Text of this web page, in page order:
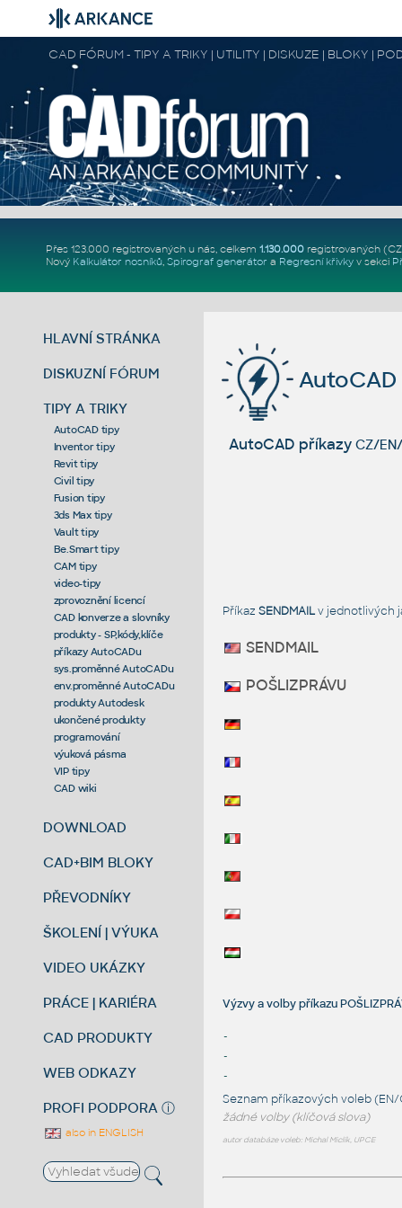
CAD FÓRUM - TIPY A TRIKY | UTILITY | DISKUZE | BLOKY |
Přes 123.000 registrovaných u nás, celkem 1.130.000registrovaných
Nový Kalkulátor nosníků, Spirograf generátor a Regresní křivkyv sekci
HLAVNÍ STRÁNKA
DISKUZNÍ FÓRUM
TIPY A TRIKY
AutoCAD tipy
Inventor tipy
Revit tipy
Civil tipy
Fusion tipy
3ds Max tipy
Vault tipy
Be.Smart tipy
CAM tipy
video-tipy
zprovoznění licencí
CAD konverze a slovníky
produkty - SP,kódy,klíče
příkazy AutoCADu
sys.proměnné AutoCADu
env.proměnné AutoCADu
produkty Autodesk
ukončené produkty
programování
výuková pásma
VIP tipy
CAD wiki
DOWNLOAD
CAD+BIM BLOKY
PŘEVODNÍKY
ŠKOLENÍ | VÝUKA
VIDEO UKÁZKY
PRÁCE | KARIÉRA
CAD PRODUKTY
WEB ODKAZY
PROFI PODPORA ⓘ
also in ENGLISH
AutoCAD
AutoCAD příkazy CZ/
Příkaz SENDMAILv jednotlivých
SENDMAIL
POŠLIZPRÁVU
Výzvy a volby příkazu
-
-
-
Seznam příkazových voleb (EN/
žádné volby (klíčová slova)
autor databáze voleb: Michal Miclík, UPCE